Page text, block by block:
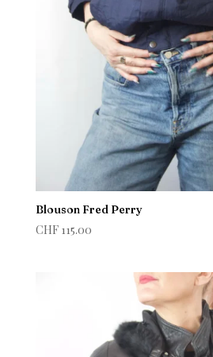
Blouson Fred Perry
CHF115.00